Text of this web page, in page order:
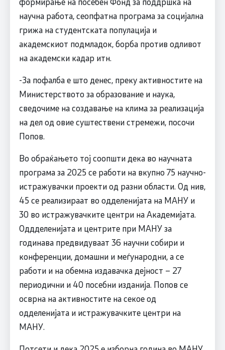
научна работа, сеопфатна програма за социјална
грижа на студентската популација и
академскиот подмладок, борба против одливот
на академски кадар итн.
-За пофалба е што денес, преку активностите на
Министерството за образование и наука,
сведочиме на создавање на клима за реализација
на дел од овие суштествени стремежи, посочи
Попов.
Во обраќањето тој соопшти дека во научната
програма за 2025 се работи на вкупно 75 научно-
истражувачки проекти од разни области. Од нив,
45 се реализираат во одделенијата на МАНУ и
30 во истражувачките центри на Академијата.
Оддделенијата и центрите при МАНУ за
годинава предвидуваат 36 научни собири и
конференции, домашни и меѓународни, а се
работи и на обемна издавачка дејност – 27
периодични и 40 посебни изданија. Попов се
осврна на активностите на секое од
одделенијата и истражувачките центри на
МАНУ.